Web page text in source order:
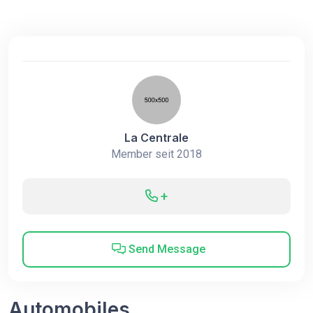
La Centrale
Member seit 2018
+
Send Message